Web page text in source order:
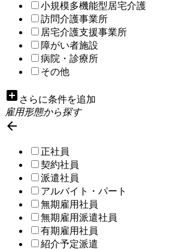
小規模多機能型居宅介護
訪問介護事業所
居宅介護支援事業所
障がい者施設
病院・診療所
その他
add_box さらに条件を追加
雇用形態から探す

正社員
契約社員
派遣社員
アルバイト・パート
無期雇用社員
無期雇用派遣社員
有期雇用社員
紹介予定派遣